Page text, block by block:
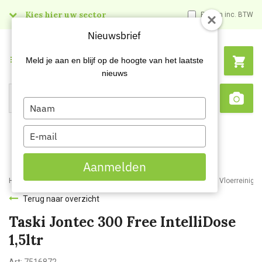
Kies hier uw sector Prijzen inc. BTW
Search
Menu
Home Webshop Schoonmaakartikelen Reinigingsmiddelen
Terug naar overzicht
Taski Jontec 300 Free IntelliDose
1,5ltr
Nieuwsbrief
Meld je aan en blijf op de hoogte van het laatste
nieuws
Type
your
name
Type
your
email
Aanmelden